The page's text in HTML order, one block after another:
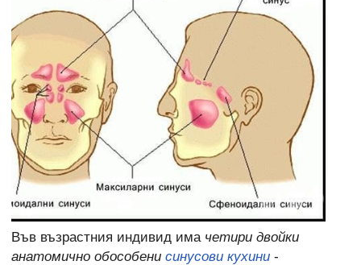
Във възрастния индивид има четири двойки
анатомично обособени синусови кухини -